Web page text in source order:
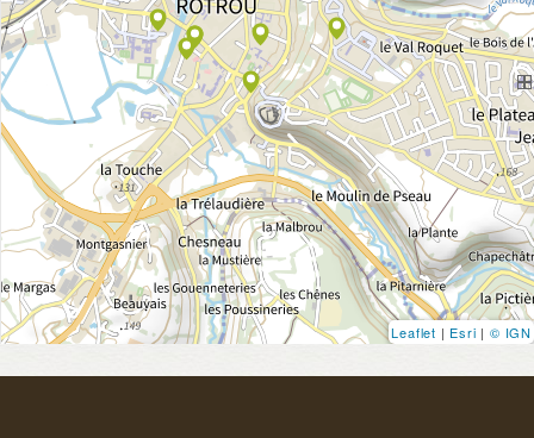
Leaflet | Esri | © IGN